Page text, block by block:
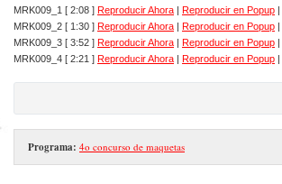
MRK009_1 [ 2:08 ] Reproducir Ahora | Reproducir en Popup |
MRK009_2 [ 1:30 ] Reproducir Ahora | Reproducir en Popup |
MRK009_3 [ 3:52 ] Reproducir Ahora | Reproducir en Popup |
MRK009_4 [ 2:21 ] Reproducir Ahora | Reproducir en Popup |
Programa: 4o concurso de maquetas